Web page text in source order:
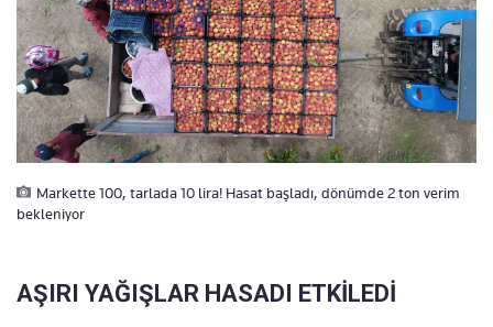
Markette 100, tarlada 10 lira! Hasat başladı, dönümde 2 ton verim
bekleniyor
AŞIRI YAĞIŞLAR HASADI ETKİLEDİ